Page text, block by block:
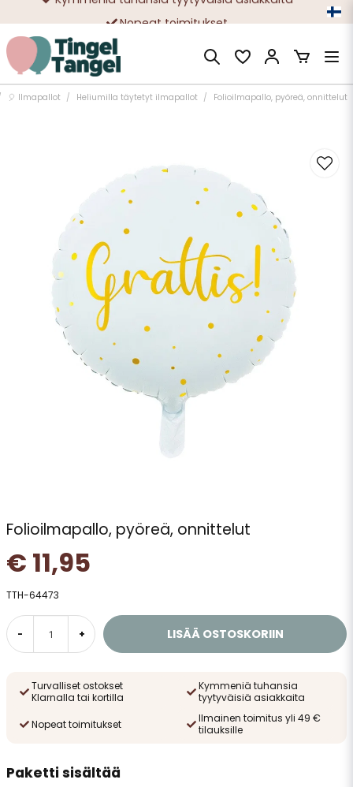
Ilmainen toimitus yli 49 € tilauksille
🎈 Ilmapallot Heliumilla täytetyt ilmapallot Folioilmapallo, pyöreä, onnittelut
Folioilmapallo, pyöreä, onnittelut
€ 11,95
TTH-64473
- + LISÄÄ OSTOSKORIIN
Turvalliset ostokset
Klarnalla tai kortilla
Kymmeniä tuhansia
tyytyväisiä asiakkaita
Nopeat toimitukset
Ilmainen toimitus yli 49 €
tilauksille
Paketti sisältää